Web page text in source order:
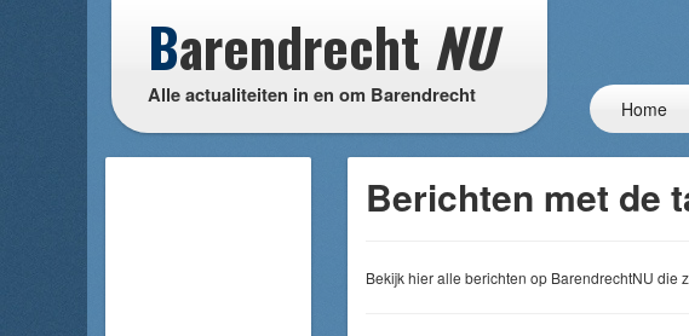
Barendrecht NU
Alle actualiteiten in en om Barendrecht
Home
Berichten met de
Bekijk hier alle berichten op BarendrechtNU die